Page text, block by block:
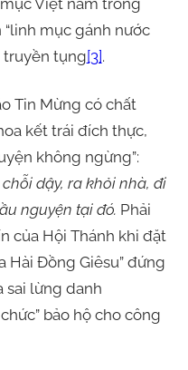
Việt nam trong
mục gánh nước
truyền tụng[3].
Tin Mừng có chất
kết trái đích thực,
không ngừng”:
dậy, ra khỏi nhà, đi
nguyện tại đó. Phải
của Hội Thánh khi đặt
Hài Đồng Giêsu” đứng
sai lừng danh
bảo hộ cho công